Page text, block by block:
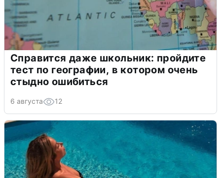
Справится даже школьник: пройдите
тест по географии, в котором очень
стыдно ошибиться
6 августа 12